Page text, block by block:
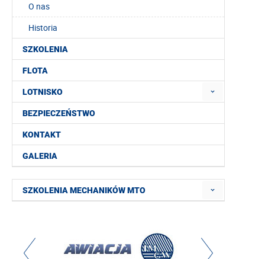
O nas
Historia
SZKOLENIA
FLOTA
LOTNISKO
BEZPIECZEŃSTWO
KONTAKT
GALERIA
SZKOLENIA MECHANIKÓW MTO